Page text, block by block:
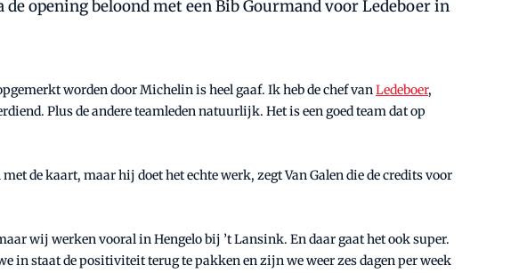
opening beloond met een Bib Gourmand voor Ledeboer in
worden door Michelin is heel gaaf. Ik heb de chef vanLedeboer,
Plus de andere teamleden natuurlijk. Het is een goed team dat op
de kaart, maar hij doet het echte werk, zegt Van Galen die de credits voor
wij werken vooral in Hengelo bij ’t Lansink. En daar gaat het ook super.
in staat de positiviteit terug te pakken en zijn we weer zes dagen per week